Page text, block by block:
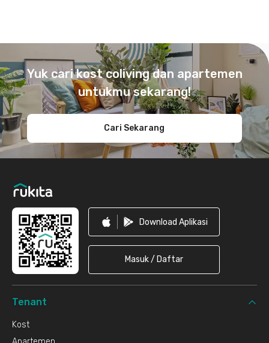
Yuk cari kost coliving dan apartemen
untukmu sekarang!
Cari Sekarang
Download Aplikasi
Masuk / Daftar
Tenant
Kost